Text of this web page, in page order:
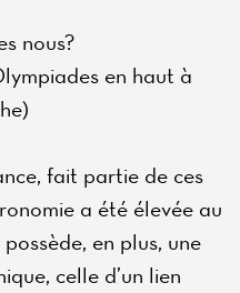
nous?
en haut à
fait partie de ces
a été élevée au
en plus, une
celle d’un lien